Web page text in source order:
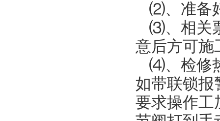
⑵、准备
⑶、相关
意后方可施
⑷、检修
如带联锁报
要求操作工